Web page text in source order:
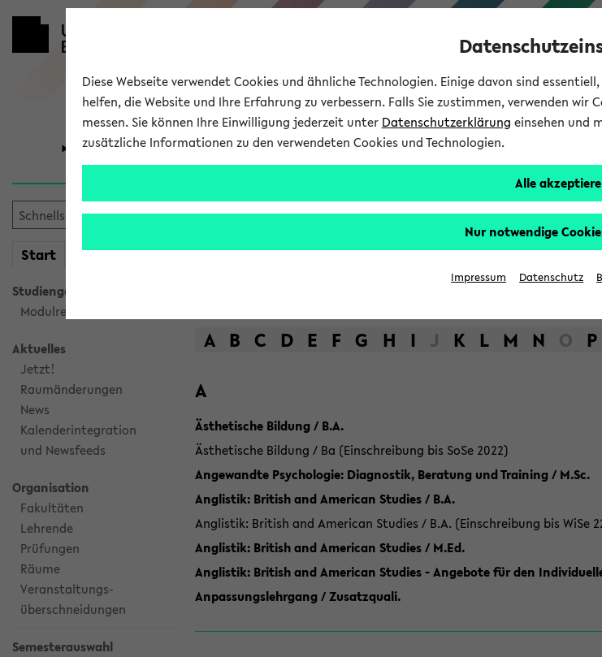
Universität Forschung Studium
Start meineKVV
Studiengangsauswahl
Modulrecherche
Aktuelles
Jetzt!
Raumänderungen
News
Kalenderintegration
und Newsfeeds
Organisation
Fakultäten
Lehrende
Prüfungen
Räume
Veranstaltungs-
überschneidungen
Semesterauswahl
Das Lehrangebot der
A B C D E F G H I J K L M N O P
A
Ästhetische Bildung / B.A.
Ästhetische Bildung / Ba (Einschreibung bis SoSe 2022)
Angewandte Psychologie: Diagnostik, Beratung und Training / M.Sc.
Anglistik: British and American Studies / B.A.
Anglistik: British and American Studies / B.A. (Einschreibung bis WiSe
Anglistik: British and American Studies / M.Ed.
Anglistik: British and American Studies - Angebote für den
Anpassungslehrgang / Zusatzquali.
Diese Webseite verwendet Cookies und ähnliche Technologien. Einige davon sind
helfen, die Website und Ihre Erfahrung zu verbessern. Falls Sie zustimmen, verwenden
messen. Sie können Ihre Einwilligung jederzeit unter Datenschutzerklärung einsehen und
zusätzliche Informationen zu den verwendeten Cookies und Technologien.
Alle
Nur notwendige
Impressum Datenschutz